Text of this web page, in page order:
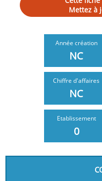
Mettez à
Année création
NC
Chiffre d'affaires
NC
Etablissement
0